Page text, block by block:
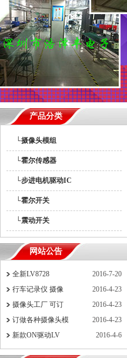
产品分类
└摄像头模组
└霍尔传感器
└步进电机驱动IC
└霍尔开关
└震动开关
网站公告
2016-7-20
全新LV8728
2016-4-23
行车记录仪 摄像
2016-4-23
摄像头工厂 可订
2016-4-23
订做各种摄像头模
2016-4-6
新款ON驱动LV